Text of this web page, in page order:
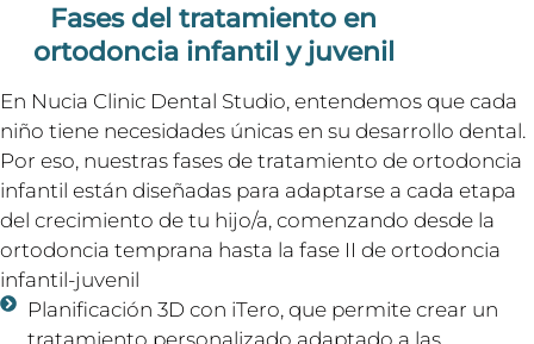
Fases del tratamiento en
ortodoncia infantil y juvenil
En Nucia Clinic Dental Studio, entendemos que cada
niño tiene necesidades únicas en su desarrollo dental.
Por eso, nuestras fases de tratamiento de ortodoncia
infantil están diseñadas para adaptarse a cada etapa
del crecimiento de tu hijo/a, comenzando desde la
ortodoncia temprana hasta la fase II de ortodoncia
infantil-juvenil
Planificación 3D con iTero, que permite crear un
tratamiento personalizado adaptado a las